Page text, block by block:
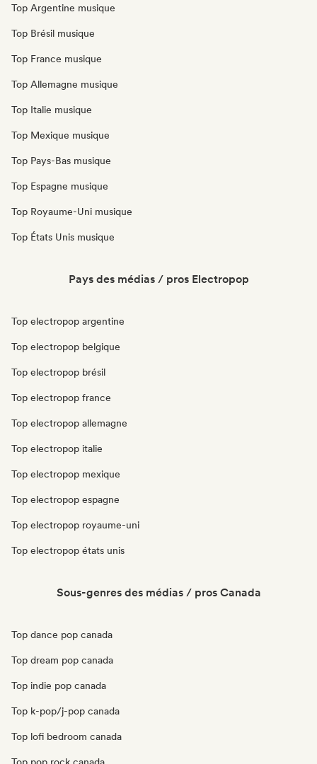
Top Argentine musique
Top Brésil musique
Top France musique
Top Allemagne musique
Top Italie musique
Top Mexique musique
Top Pays-Bas musique
Top Espagne musique
Top Royaume-Uni musique
Top États Unis musique
Pays des médias / pros Electropop
Top electropop argentine
Top electropop belgique
Top electropop brésil
Top electropop france
Top electropop allemagne
Top electropop italie
Top electropop mexique
Top electropop espagne
Top electropop royaume-uni
Top electropop états unis
Sous-genres des médias / pros Canada
Top dance pop canada
Top dream pop canada
Top indie pop canada
Top k-pop/j-pop canada
Top lofi bedroom canada